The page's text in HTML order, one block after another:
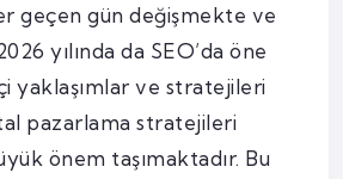
geçen gün değişmekte ve
yılında da SEO’da öne
yaklaşımlar ve stratejileri
pazarlama stratejileri
önem taşımaktadır. Bu